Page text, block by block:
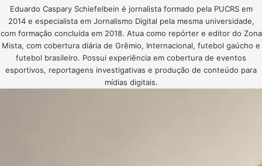
Eduardo Caspary Schiefelbein é jornalista formado pela PUCRS em
2014 e especialista em Jornalismo Digital pela mesma universidade,
com formação concluída em 2018. Atua como repórter e editor do Zona
Mista, com cobertura diária de Grêmio, Internacional, futebol gaúcho e
futebol brasileiro. Possui experiência em cobertura de eventos
esportivos, reportagens investigativas e produção de conteúdo para
mídias digitais.